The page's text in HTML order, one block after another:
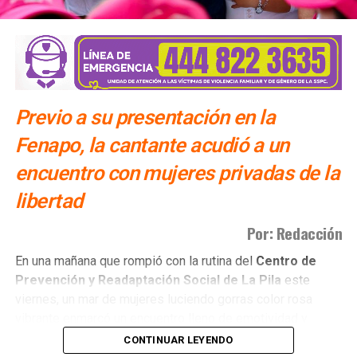
Previo a su presentación en la
Fenapo, la cantante acudió a un
encuentro con mujeres privadas de la
libertad
Por: Redacción
​En una mañana que rompió con la rutina del Centro de
Prevención y Readaptación Social de La Pila este
CONTINUAR LEYENDO